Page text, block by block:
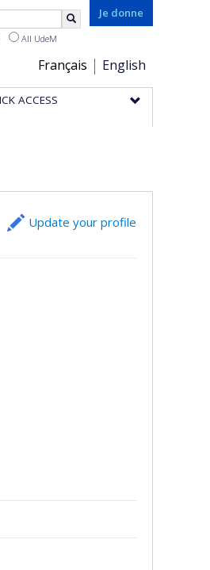
Je donne
Choix
de
la
Français English
All UdeM
ACCESS
Update your profile